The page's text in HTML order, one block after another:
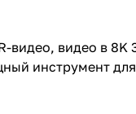
видео, видео в
инструмент